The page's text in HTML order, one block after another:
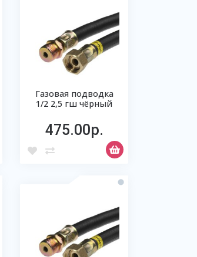
Газовая подводка
1/2 2,5 гш чёрный
475.00р.